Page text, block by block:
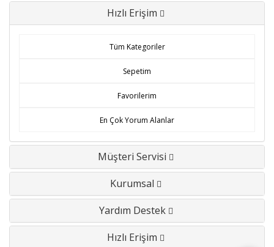
Hızlı Erişim
Tüm Kategoriler
Sepetim
Favorilerim
En Çok Yorum Alanlar
Müşteri Servisi
Kurumsal
Yardım Destek
Hızlı Erişim